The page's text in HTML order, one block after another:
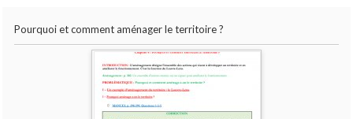
Pourquoi et comment aménager le territoire ?